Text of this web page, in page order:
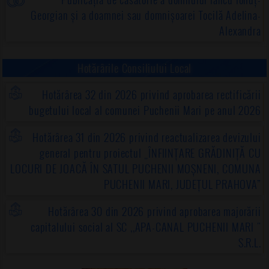
Georgian și a doamnei sau domnișoarei Tocilă Adelina-
Alexandra
Hotărârea 32 din 2026 privind aprobarea rectificării
bugetului local al comunei Puchenii Mari pe anul 2026
Hotărârea 31 din 2026 privind reactualizarea devizului
general pentru proiectul „ÎNFIINȚARE GRĂDINIȚĂ CU
LOCURI DE JOACĂ ÎN SATUL PUCHENII MOȘNENI, COMUNA
PUCHENII MARI, JUDEȚUL PRAHOVA”
Hotărârea 30 din 2026 privind aprobarea majorării
capitalului social al SC ,,APA-CANAL PUCHENII MARI "
S.R.L.